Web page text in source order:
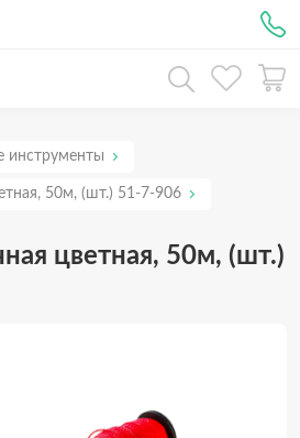
инструменты
50м, (шт.) 51-7-906
цветная, 50м, (шт.)